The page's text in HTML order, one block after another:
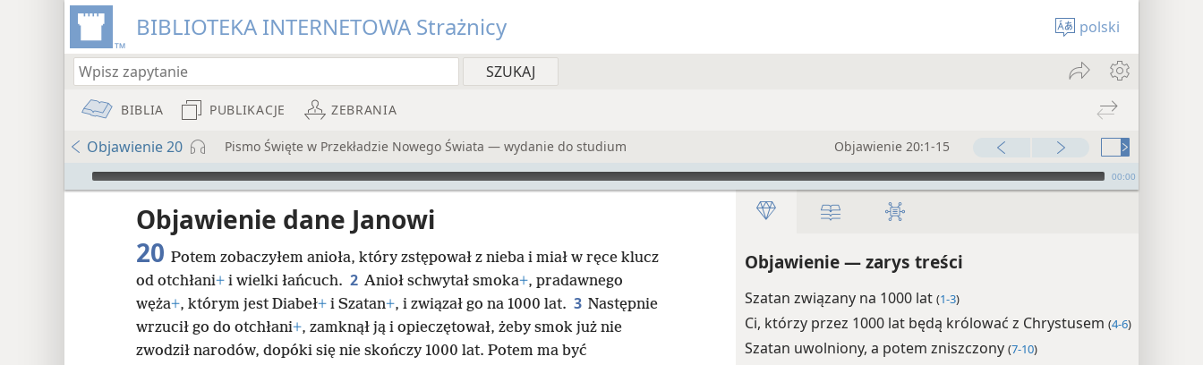
BIBLIOTEKA INTERNETOWA Strażnicy polski
BIBLIA PUBLIKACJE ZEBRANIA
Objawienie 20 Pismo Święte w Przekładzie Nowego Świata — wydanie do studium Objawienie 20:1-15
Audio Player 00:00
Objawienie — zarys treści
Szatan związany na 1000 lat (1-3)
Ci, którzy przez 1000 lat będą królować z Chrystusem (4-6)
Szatan uwolniony, a potem zniszczony (7-10)
Objawienie dane Janowi
20 Potem zobaczyłem anioła, który zstępował z nieba i miał w ręce klucz
od otchłani+ i wielki łańcuch. 2 Anioł schwytał smoka+, pradawnego
węża+, którym jest Diabeł+ i Szatan+, i związał go na 1000 lat. 3 Następnie
wrzucił go do otchłani+, zamknął ją i opieczętował, żeby smok już nie
zwodził narodów, dopóki się nie skończy 1000 lat. Potem ma być